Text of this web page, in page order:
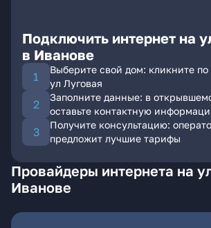
Подключить интернет на
в Иванове
Выберите свой дом: кликните
ул Луговая
Заполните данные: в
оставьте контактную
Получите консультацию:
предложит лучшие тарифы
Провайдеры интернета на
Иванове